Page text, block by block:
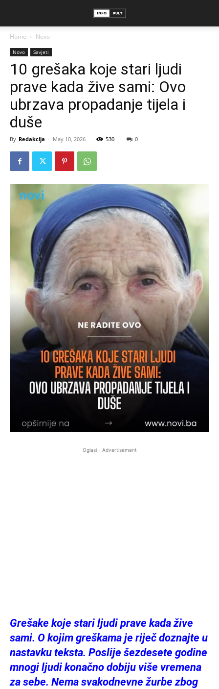
Home Novo
Novo Savjeti
10 grešaka koje stari ljudi
prave kada žive sami: Ovo
ubrzava propadanje tijela i
duše
By Redakcija - May 10, 2026 530 0
Oglasi - Advertisement
Grešake koje stari ljudi prave kada žive
sami. O kojim greškama je riječ doznajte u
nastavku teksta. Poslije šezdesete godine
mnogi ljudi konačno dobiju više vremena
za sebe. Nema svakodnevne žurbe zbog